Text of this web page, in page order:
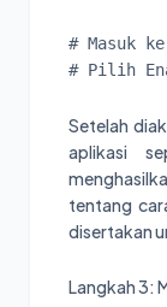
# Masuk
# Pilih
Setelah
aplikasi
tentang
disertakan
Langkah 3: